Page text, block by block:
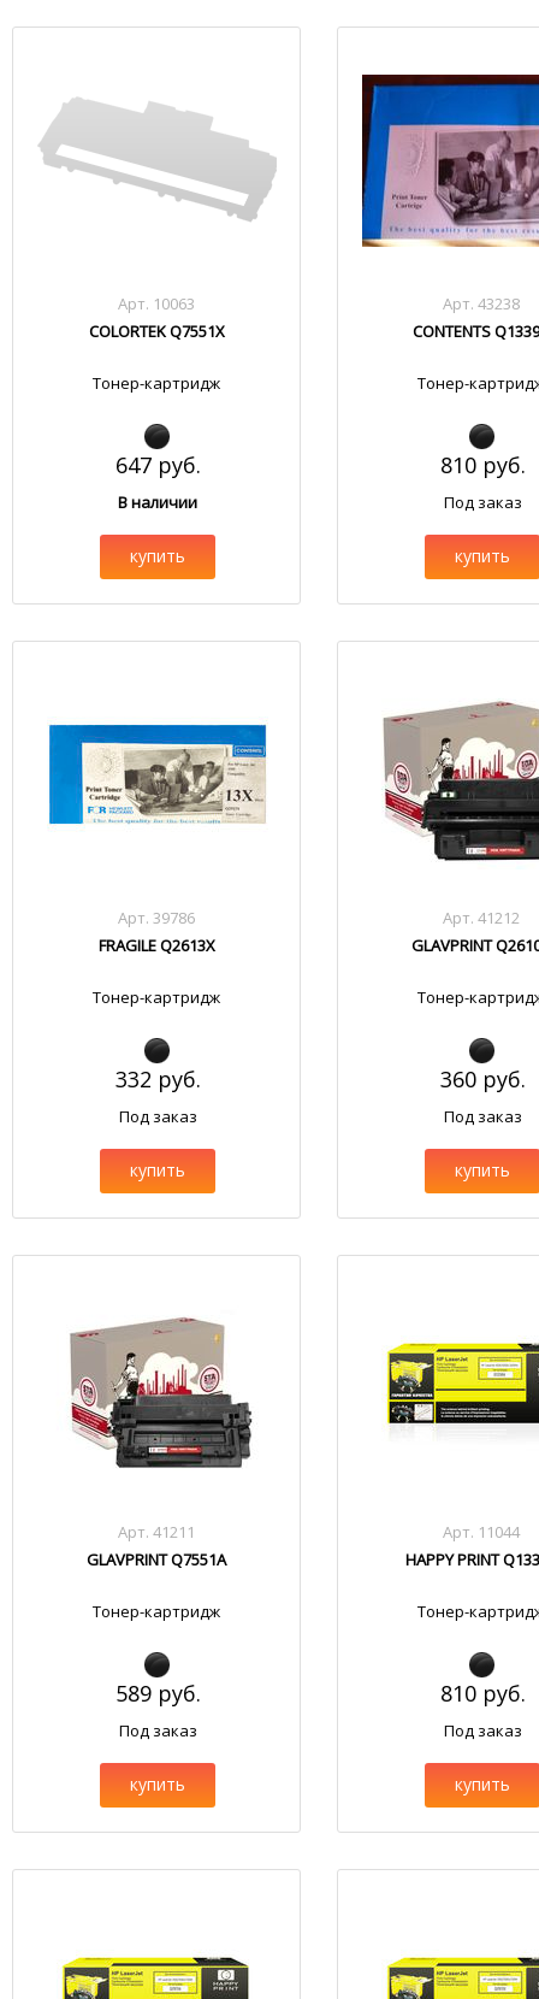
Арт. 10063
COLORTEK Q7551X
Тонер-картридж
647 руб.
В наличии
купить
Арт. 43238
CONTENTS
Тонер-
810 руб.
Под заказ
купить
Арт. 39786
FRAGILE Q2613X
Тонер-картридж
332 руб.
Под заказ
купить
Арт. 41212
GLAVPRINT
Тонер-
360 руб.
Под заказ
купить
Арт. 41211
GLAVPRINT Q7551A
Тонер-картридж
589 руб.
Под заказ
купить
Арт. 11044
HAPPY PRINT
Тонер-
810 руб.
Под заказ
купить